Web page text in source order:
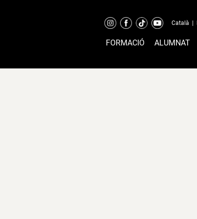
Català
FORMACIÓ ALUMNAT